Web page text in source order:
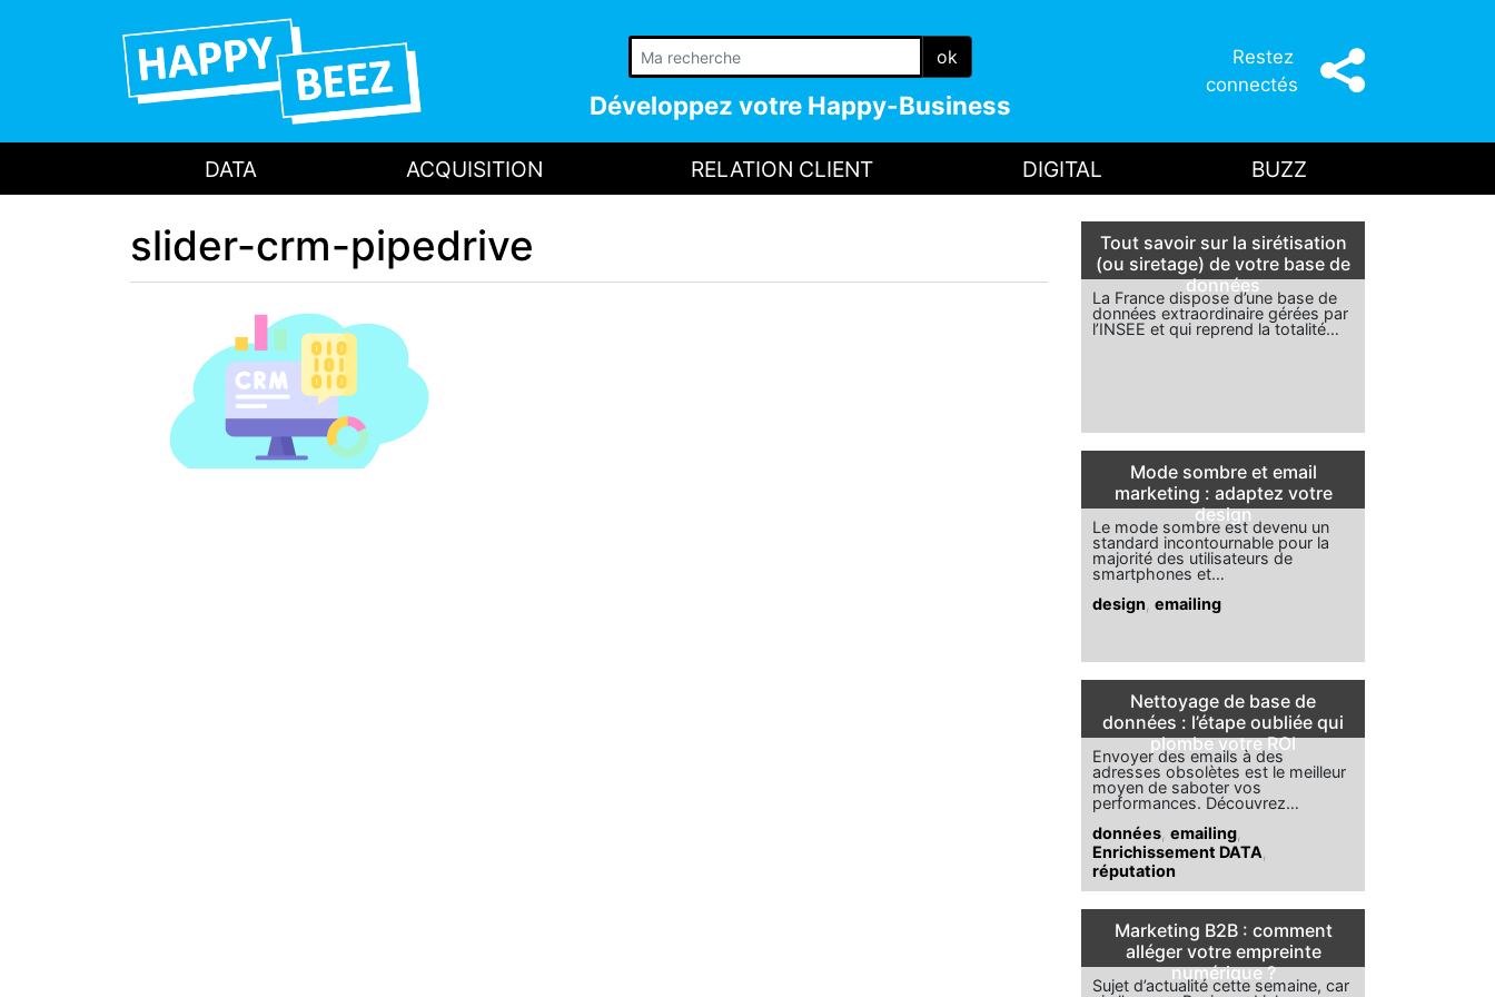
ok
Développez votre Happy-Business
Restez
connectés
DATA ACQUISITION RELATION CLIENT DIGITAL BUZZ
slider-crm-pipedrive
Tout savoir sur la sirétisation
(ou siretage) de votre base de
données
La France dispose d’une base de
données extraordinaire gérées par
l’INSEE et qui reprend la totalité…
Mode sombre et email
marketing : adaptez votre
design
Le mode sombre est devenu un
standard incontournable pour la
majorité des utilisateurs de
smartphones et…
design emailing
Nettoyage de base de
données : l’étape oubliée qui
plombe votre ROI
Envoyer des emails à des
adresses obsolètes est le meilleur
moyen de saboter vos
performances. Découvrez…
données emailing
Enrichissement DATA
réputation
Marketing B2B : comment
alléger votre empreinte
numérique ?
Sujet d’actualité cette semaine, car